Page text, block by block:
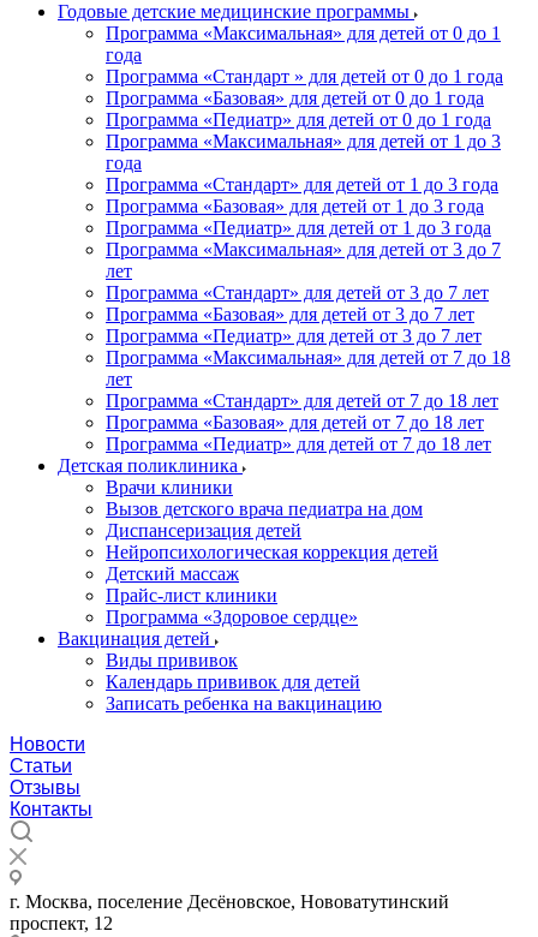
Годовые детские медицинские программы
Программа «Максимальная» для детей от 0 до 1
года
Программа «Стандарт » для детей от 0 до 1 года
Программа «Базовая» для детей от 0 до 1 года
Программа «Педиатр» для детей от 0 до 1 года
Программа «Максимальная» для детей от 1 до 3
года
Программа «Стандарт» для детей от 1 до 3 года
Программа «Базовая» для детей от 1 до 3 года
Программа «Педиатр» для детей от 1 до 3 года
Программа «Максимальная» для детей от 3 до 7
лет
Программа «Стандарт» для детей от 3 до 7 лет
Программа «Базовая» для детей от 3 до 7 лет
Программа «Педиатр» для детей от 3 до 7 лет
Программа «Максимальная» для детей от 7 до 18
лет
Программа «Стандарт» для детей от 7 до 18 лет
Программа «Базовая» для детей от 7 до 18 лет
Программа «Педиатр» для детей от 7 до 18 лет
Детская поликлиника
Врачи клиники
Вызов детского врача педиатра на дом
Диспансеризация детей
Нейропсихологическая коррекция детей
Детский массаж
Прайс-лист клиники
Программа «Здоровое сердце»
Вакцинация детей
Виды прививок
Календарь прививок для детей
Записать ребенка на вакцинацию
Новости
Статьи
Отзывы
Контакты
г. Москва, поселение Десёновское, Нововатутинский
проспект, 12